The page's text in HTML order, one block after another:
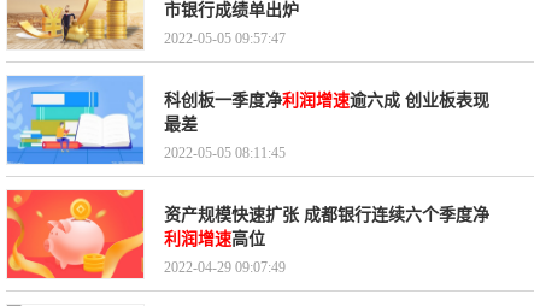
市银行成绩单出炉
2022-05-05 09:57:47
科创板一季度净利润增速逾六成 创业板表现
最差
2022-05-05 08:11:45
资产规模快速扩张 成都银行连续六个季度净
利润增速高位
2022-04-29 09:07:49